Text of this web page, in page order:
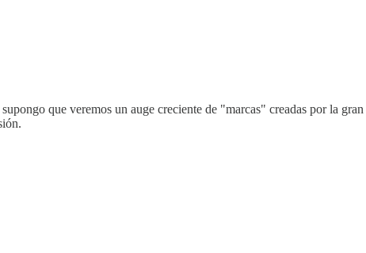
que veremos un auge creciente de "marcas" creadas por la